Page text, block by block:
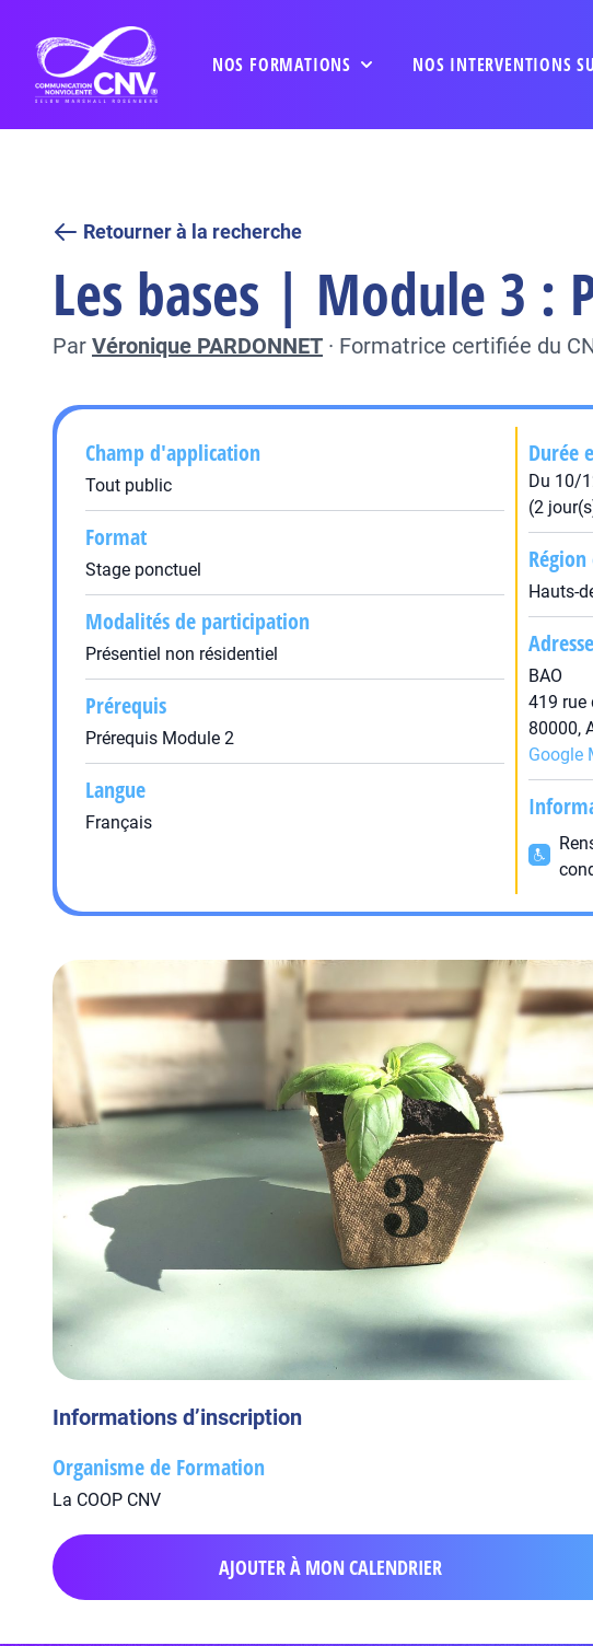
NOS FORMATIONS NOS INTERVENTIONS
Retourner à la recherche
Les bases | Module 3 :
Par Véronique PARDONNET · Formatrice certifiée du
Champ d'application
Tout public
Format
Stage ponctuel
Modalités de participation
Présentiel non résidentiel
Prérequis
Prérequis Module 2
Langue
Français
Durée
Du 10/
(2
Hauts-
BAO
419 rue
80000,
Google
Informations d’inscription
Organisme de Formation
La COOP CNV
AJOUTER À MON CALENDRIER